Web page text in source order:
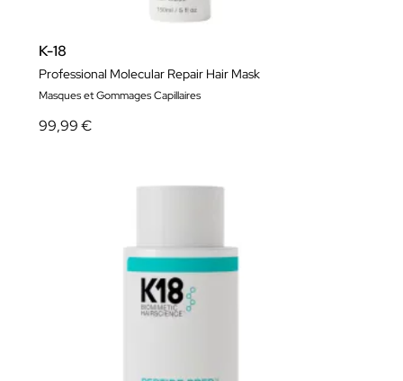
K-18
Professional Molecular Repair Hair Mask
Masques et Gommages Capillaires
99,99 €